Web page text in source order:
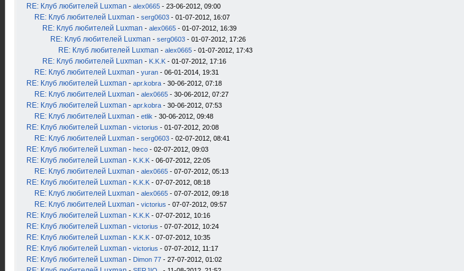
RE: Клуб любителей Luxman - alex0665 - 23-06-2012, 09:00
RE: Клуб любителей Luxman - serg0603 - 01-07-2012, 16:07
RE: Клуб любителей Luxman - alex0665 - 01-07-2012, 16:39
RE: Клуб любителей Luxman - serg0603 - 01-07-2012, 17:26
RE: Клуб любителей Luxman - alex0665 - 01-07-2012, 17:43
RE: Клуб любителей Luxman - K.K.K - 01-07-2012, 17:16
RE: Клуб любителей Luxman - yuran - 06-01-2014, 19:31
RE: Клуб любителей Luxman - apr.kobra - 30-06-2012, 07:18
RE: Клуб любителей Luxman - alex0665 - 30-06-2012, 07:27
RE: Клуб любителей Luxman - apr.kobra - 30-06-2012, 07:53
RE: Клуб любителей Luxman - etlik - 30-06-2012, 09:48
RE: Клуб любителей Luxman - victorius - 01-07-2012, 20:08
RE: Клуб любителей Luxman - serg0603 - 02-07-2012, 08:41
RE: Клуб любителей Luxman - heco - 02-07-2012, 09:03
RE: Клуб любителей Luxman - K.K.K - 06-07-2012, 22:05
RE: Клуб любителей Luxman - alex0665 - 07-07-2012, 05:13
RE: Клуб любителей Luxman - K.K.K - 07-07-2012, 08:18
RE: Клуб любителей Luxman - alex0665 - 07-07-2012, 09:18
RE: Клуб любителей Luxman - victorius - 07-07-2012, 09:57
RE: Клуб любителей Luxman - K.K.K - 07-07-2012, 10:16
RE: Клуб любителей Luxman - victorius - 07-07-2012, 10:24
RE: Клуб любителей Luxman - K.K.K - 07-07-2012, 10:35
RE: Клуб любителей Luxman - victorius - 07-07-2012, 11:17
RE: Клуб любителей Luxman - Dimon 77 - 27-07-2012, 01:02